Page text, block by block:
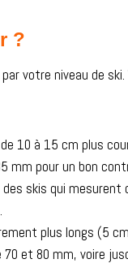
?
votre niveau de
10 à 15 cm plus
mm pour un bon
skis qui mesurent
plus longs (5
et 80 mm, voire